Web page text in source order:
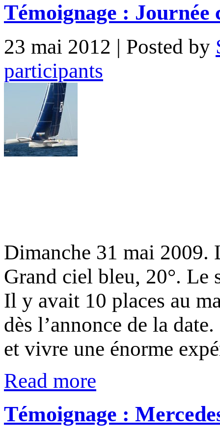
Témoignage : Journée
23 mai 2012 | Posted by
participants
Dimanche 31 mai 2009.
Grand ciel bleu, 20°. Le
Il y avait 10 places au
dès l’annonce de la
et vivre une énorme
Read more
Témoignage :